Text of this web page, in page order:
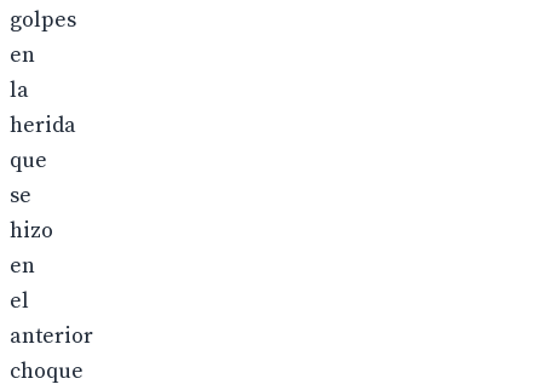
golpes
en
la
herida
que
se
hizo
en
el
anterior
choque